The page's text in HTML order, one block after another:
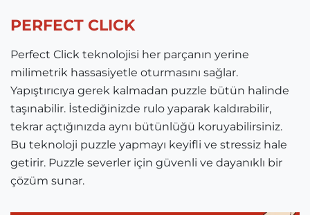
PERFECT CLICK
Perfect Click teknolojisi her parçanın yerine
milimetrik hassasiyetle oturmasını sağlar.
Yapıştırıcıya gerek kalmadan puzzle bütün halinde
taşınabilir. İstediğinizde rulo yaparak kaldırabilir,
tekrar açtığınızda aynı bütünlüğü koruyabilirsiniz.
Bu teknoloji puzzle yapmayı keyifli ve stressiz hale
getirir. Puzzle severler için güvenli ve dayanıklı bir
çözüm sunar.